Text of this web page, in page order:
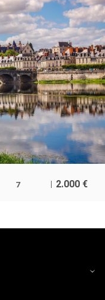
7 2.000 €